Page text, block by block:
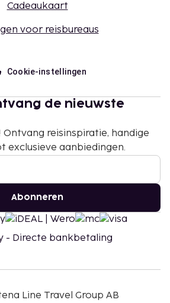
Cadeaukaart
voor reisbureaus
Cookie-instellingen
de nieuwste
reisinspiratie, handige
exclusieve aanbiedingen.
Abonneren
Line Travel Group AB